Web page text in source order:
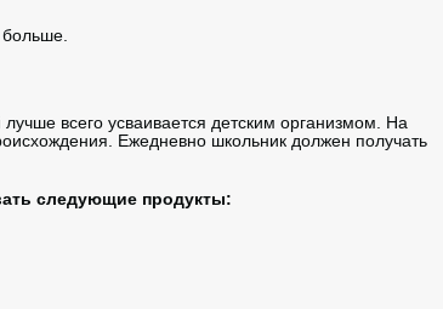
всего усваивается детским организмом. На
Ежедневно школьник должен получать
следующие продукты: